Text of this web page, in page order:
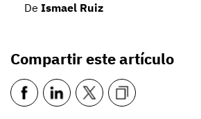
De Ismael Ruiz
Compartir este artículo